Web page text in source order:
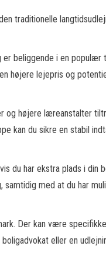
traditionelle
beliggende i en populær
højere lejepris og
og højere læreanstalter
kan du sikre en stabil
du har ekstra plads i din
med at du har
Der kan være
eller en